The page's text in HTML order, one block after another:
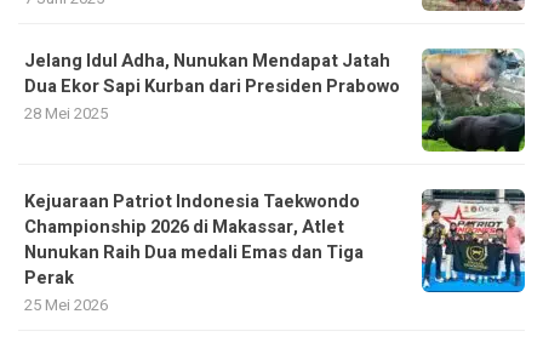
Jelang Idul Adha, Nunukan Mendapat Jatah
Dua Ekor Sapi Kurban dari Presiden Prabowo
28 Mei 2025
Kejuaraan Patriot Indonesia Taekwondo
Championship 2026 di Makassar, Atlet
Nunukan Raih Dua medali Emas dan Tiga
Perak
25 Mei 2026